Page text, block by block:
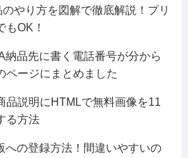
やり方を図解で徹底解説！プリ
もOK！
納品先に書く電話番号が分から
ページにまとめました
品説明にHTMLで無料画像を11
る方法
への登録方法！間違いやすいの